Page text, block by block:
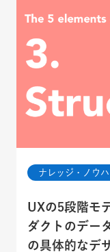
ナレッジ・ノウハ
UXの5段階モ
ダクトのデー
の具体的なデ